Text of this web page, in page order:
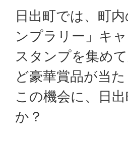
日出町では、町
ンプラリー」キ
スタンプを集め
ど豪華賞品が当た
この機会に、日
か？